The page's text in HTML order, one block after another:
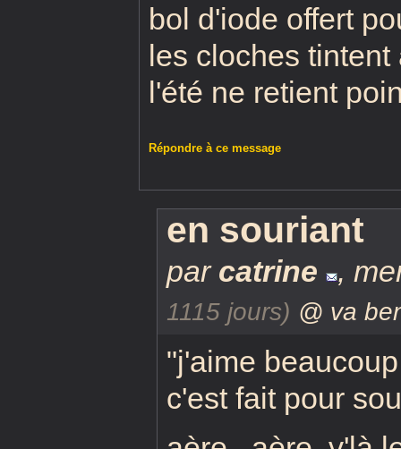
bol d'iode offert
les cloches tintent
l'été ne retient
Répondre à ce message
en souriant
par catrine ,
1115 jours) @ va
"j'aime
c'est fait pour